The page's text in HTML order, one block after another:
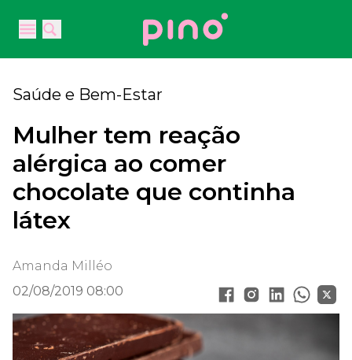
Open main menu
Open main menu
Your Company
Saúde e Bem-Estar
Mulher tem reação
alérgica ao comer
chocolate que continha
látex
Amanda Milléo
02/08/2019 08:00